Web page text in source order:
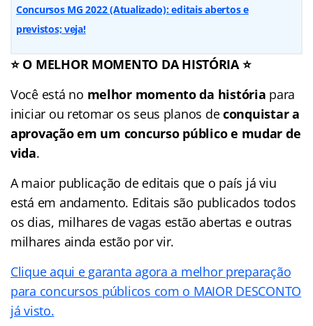
Concursos MG 2022 (Atualizado): editais abertos e
previstos; veja!
⭐ O MELHOR MOMENTO DA HISTÓRIA ⭐
Você está no melhor momento da história para
iniciar ou retomar os seus planos deconquistar a
aprovação em um concurso público e mudar de
vida.
A maior publicação de editais que o país já viu
está em andamento. Editais são publicados todos
os dias, milhares de vagas estão abertas e outras
milhares ainda estão por vir.
Clique aqui e garanta agora a melhor preparação
para concursos públicos com o MAIOR DESCONTO
já visto.